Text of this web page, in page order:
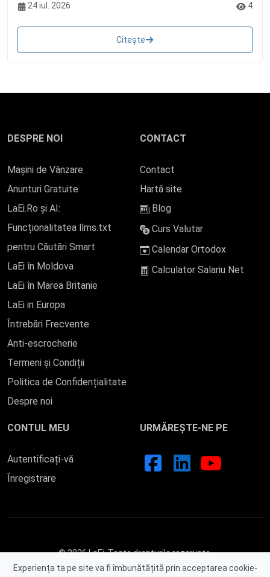
24 iul. 2026
4
Citește
Experiența ta pe site va fi îmbunătățită prin acceptarea cookie-
DESPRE NOI
Mașini de Vânzare
Anunturi Gratuite
LaEi.Ro și AI:
Funcționalitatea llms.txt
pentru Căutări Smart
LaEi în Moldova
LaEi în Marea Britanie
LaEi in Europa
Întrebări Frecvente
Anti-escrocherie
Termeni și Condiții
Politica de Confidențialitate
Despre noi
CONTACT
Contact
Hartă site
Blog
Curs Valutar
Calendar Ortodox
Calculator Salariu Net
CONTUL MEU
Autentificați-vă
Înregistrare
URMĂREȘTE-NE PE
© 2026 LaEi. Toate drepturile rezervate.